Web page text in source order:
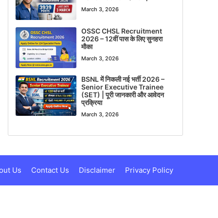
March 3, 2026
OSSC CHSL Recruitment
2026 – 12वीं पास के लिए सुनहरा
मौका
March 3, 2026
BSNL में निकली नई भर्ती 2026 –
Senior Executive Trainee
(SET) | पूरी जानकारी और आवेदन
प्रक्रिया
March 3, 2026
Us Contact Us Disclaimer Privacy Policy